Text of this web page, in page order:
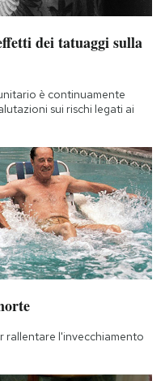
dei tatuaggi sulla
è continuamente
sui rischi legati ai
rallentare l'invecchiamento